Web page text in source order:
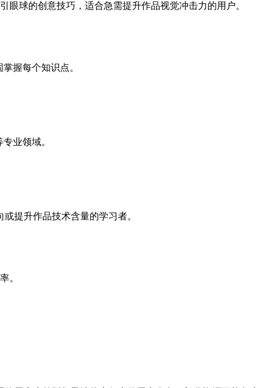
球的创意技巧，适合急需提升作品视觉冲击力的用户。
握每个知识点。
业领域。
提升作品技术含量的学习者。
。